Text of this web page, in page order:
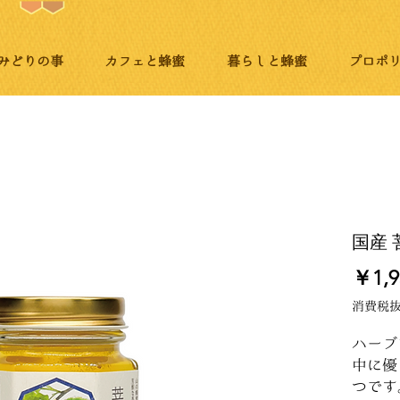
どりの事 カフェと蜂蜜 暮らしと蜂蜜 プロポ
国産
￥
消費税
ハー
中に
つで